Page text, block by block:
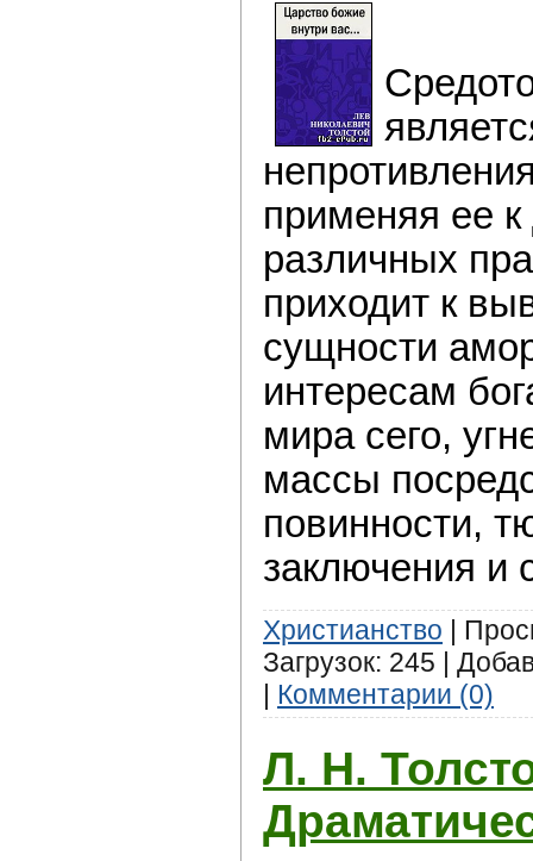
применяя ее к
различных
приходит к
сущности
интересам
мира сего,
массы
повинности,
заключения и
Христианство |
Загрузок: 245 |
| Комментарии (0)
Л. Н.